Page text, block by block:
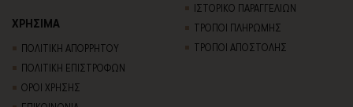
ΙΣΤΟΡΙΚΟ ΠΑΡΑΓΓΕΛΙΩΝ
ΤΡΟΠΟΙ ΠΛΗΡΩΜΗΣ
ΤΡΟΠΟΙ ΑΠΟΣΤΟΛΗΣ
ΧΡΗΣΙΜΑ
ΠΟΛΙΤΙΚΗ ΑΠΟΡΡΗΤΟΥ
ΠΟΛΙΤΙΚΗ ΕΠΙΣΤΡΟΦΩΝ
ΟΡΟΙ ΧΡΗΣΗΣ